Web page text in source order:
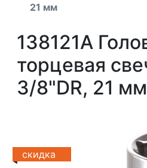
21 мм
138121A
торцевая
3/8"DR, 21
скидка